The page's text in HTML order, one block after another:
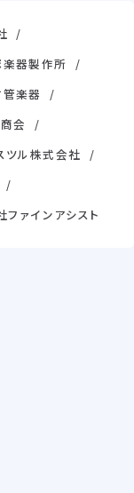
器製作所
楽器
会
ツル株式会社
ファインアシスト